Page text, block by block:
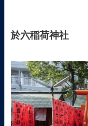
於六稲荷神社